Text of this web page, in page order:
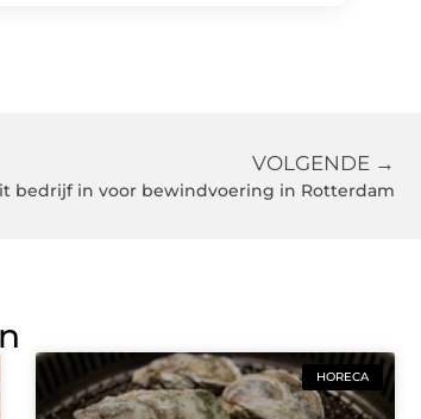
VOLGENDE →
bedrijf in voor bewindvoering in Rotterdam
HORECA